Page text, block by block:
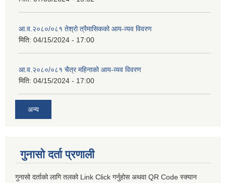
आ.व.२०८०/०८१ तेश्रो त्रैमासिकको आय-व्यव विवरण
मिति: 04/15/2024 - 17:00
आ.व.२०८०/०८१ चैत्र महिनाको आय-व्यव विवरण
मिति: 04/15/2024 - 17:00
अन्य
गुनासो दर्ता प्रणाली
गुनासो दर्ताको लागि तलको Link Click गर्नुहोस अथवा QR Code स्क्यान